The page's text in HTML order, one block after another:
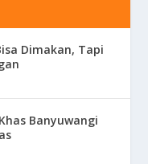
Dimakan, Tapi
Banyuwangi